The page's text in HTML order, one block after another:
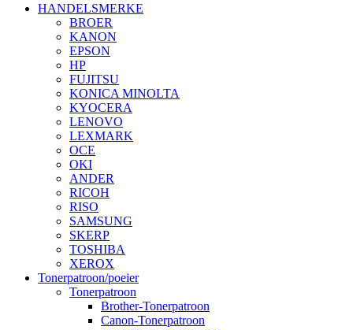
HANDELSMERKE
BROER
KANON
EPSON
HP
FUJITSU
KONICA MINOLTA
KYOCERA
LENOVO
LEXMARK
OCE
OKI
ANDER
RICOH
RISO
SAMSUNG
SKERP
TOSHIBA
XEROX
Tonerpatroon/poeier
Tonerpatroon
Brother-Tonerpatroon
Canon-Tonerpatroon